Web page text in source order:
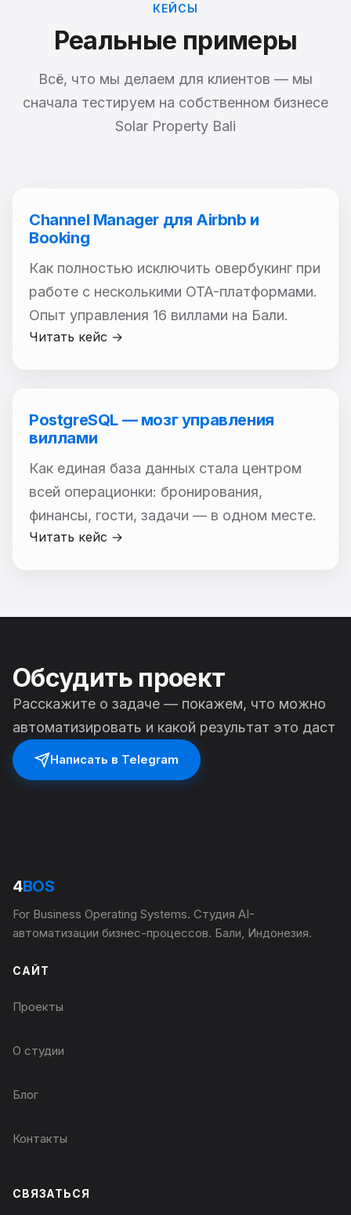
КЕЙСЫ
Реальные примеры
Всё, что мы делаем для клиентов — мы
сначала тестируем на собственном бизнесе
Solar Property Bali
Channel Manager для Airbnb и
Booking
Как полностью исключить овербукинг при
работе с несколькими OTA-платформами.
Опыт управления 16 виллами на Бали.
Читать кейс →
PostgreSQL — мозг управления
виллами
Как единая база данных стала центром
всей операционки: бронирования,
финансы, гости, задачи — в одном месте.
Читать кейс →
Обсудить проект
Расскажите о задаче — покажем, что можно
автоматизировать и какой результат это даст
Написать в Telegram
4BOS
For Business Operating Systems. Студия AI-
автоматизации бизнес-процессов. Бали, Индонезия.
САЙТ
Проекты
О студии
Блог
Контакты
СВЯЗАТЬСЯ